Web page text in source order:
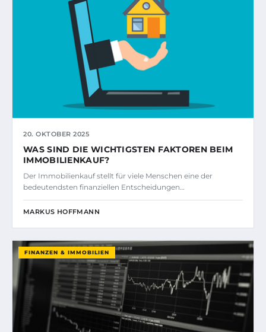
20. OKTOBER 2025
WAS SIND DIE WICHTIGSTEN FAKTOREN BEIM
IMMOBILIENKAUF?
Der Immobilienkauf stellt für viele Menschen eine der
bedeutendsten finanziellen Entscheidungen…
MARKUS HOFFMANN
FINANZEN & IMMOBILIEN